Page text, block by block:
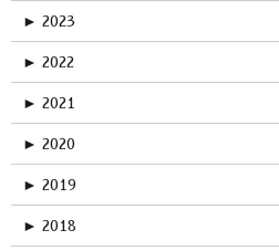
► 2023
► 2022
► 2021
► 2020
► 2019
► 2018